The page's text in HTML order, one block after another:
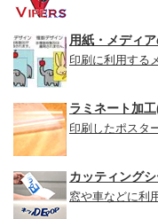
用紙・メディ
印刷に利用する
ラミネート加
印刷したポスタ
カッティング
窓や車などに利